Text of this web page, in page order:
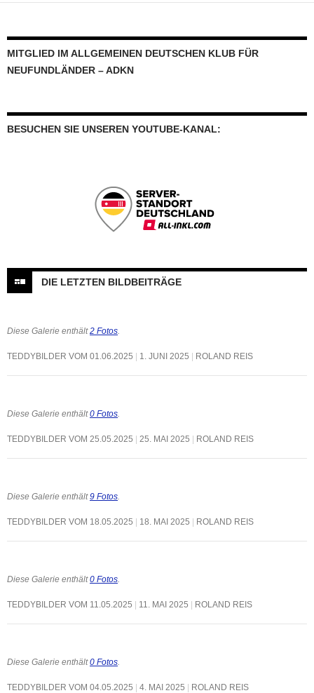
MITGLIED IM ALLGEMEINEN DEUTSCHEN KLUB FÜR
NEUFUNDLÄNDER – ADKN
BESUCHEN SIE UNSEREN YOUTUBE-KANAL:
DIE LETZTEN BILDBEITRÄGE
Diese Galerie enthält2 Fotos
TEDDYBILDER VOM 01.06.2025 1. JUNI 2025 ROLAND REIS
Diese Galerie enthält0 Fotos
TEDDYBILDER VOM 25.05.2025 25. MAI 2025 ROLAND REIS
Diese Galerie enthält9 Fotos
TEDDYBILDER VOM 18.05.2025 18. MAI 2025 ROLAND REIS
Diese Galerie enthält0 Fotos
TEDDYBILDER VOM 11.05.2025 11. MAI 2025 ROLAND REIS
Diese Galerie enthält0 Fotos
TEDDYBILDER VOM 04.05.2025 4. MAI 2025 ROLAND REIS